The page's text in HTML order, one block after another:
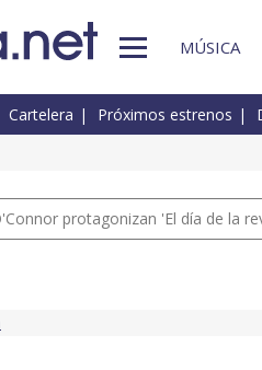
MÚSICA
Cartelera Próximos estrenos
protagonizan 'El día de la